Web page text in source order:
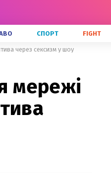
СПОРТ FIGHT
через сексизм у шоу
мережі